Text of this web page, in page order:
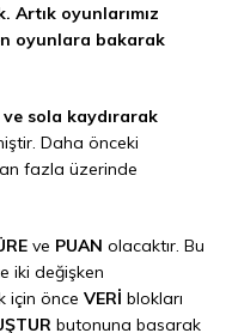
oyunlarımız
oyunlara bakarak
sola kaydırarak
Daha önceki
fazla üzerinde
ve PUAN olacaktır. Bu
iki değişken
için önce VERİ blokları
butonuna basarak